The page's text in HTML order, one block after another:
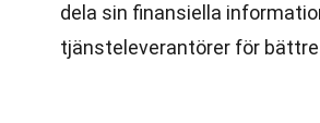
dela sin finansiella
tjänsteleverantörer för bättre